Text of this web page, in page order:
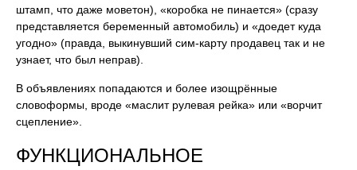
штамп, что даже моветон), «коробка не пинается» (сразу
представляется беременный автомобиль) и «доедет куда
угодно» (правда, выкинувший сим-карту продавец так и не
узнает, что был неправ).
В объявлениях попадаются и более изощрённые
словоформы, вроде «маслит рулевая рейка» или «ворчит
сцепление».
ФУНКЦИОНАЛЬНОЕ